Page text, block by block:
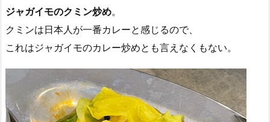
ジャガイモのクミン炒め。
クミンは日本人が一番カレーと感じるので、
これはジャガイモのカレー炒めとも言えなくもない。